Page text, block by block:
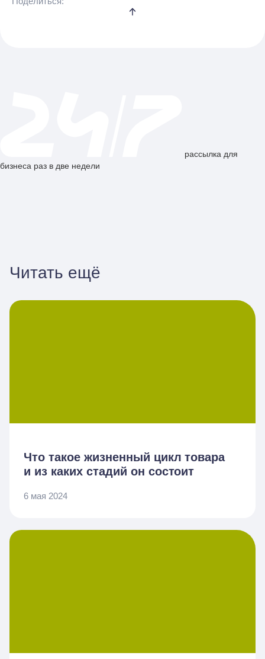
рассылка для
бизнеса раз в две недели
Читать ещё
Что такое жизненный цикл товара
и из каких стадий он состоит
6 мая 2024